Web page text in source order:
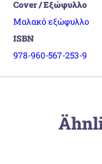
Cover / Εξώφυλλο
Μαλακό εξώφυλλο
ISBN
978-960-567-253-9